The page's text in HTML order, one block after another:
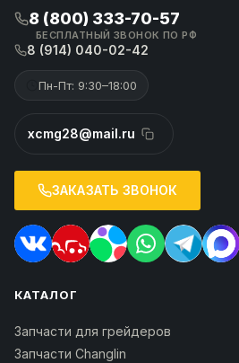
8 (800) 333-70-57
БЕСПЛАТНЫЙ ЗВОНОК ПО РФ
8 (914) 040-02-42
Пн-Пт: 9:30–18:00
xcmg28@mail.ru
ЗАКАЗАТЬ ЗВОНОК
КАТАЛОГ
Запчасти для грейдеров
Запчасти Changlin